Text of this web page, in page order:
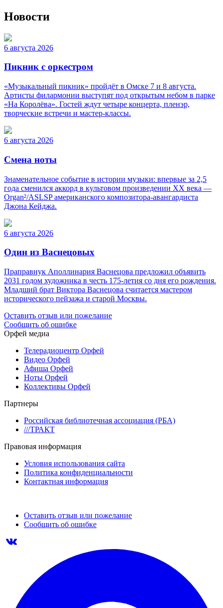
Новости
6 августа 2026
Пикник с оркестром
«Музыкальный пикник» пройдёт в Омске 7 и 8 августа.
Артисты филармонии выступят под открытым небом в парке
«На Королёва». Гостей ждут четыре концерта, пленэр,
творческие встречи и мастер-классы.
6 августа 2026
Смена ноты
Знаменательное событие в истории музыки: впервые за 2,5
года сменился аккорд в культовом произведении XX века —
Organ²/ASLSP американского композитора-авангардиста
Джона Кейджа.
6 августа 2026
Один из Васнецовых
Праправнук Аполлинария Васнецова предложил объявить
2031 годом художника в честь 175-летия со дня его рождения.
Младший брат Виктора Васнецова считается мастером
исторического пейзажа и старой Москвы.
Оставить отзыв или пожелание
Сообщить об ошибке
Орфей медиа
Телерадиоцентр Орфей
Видео Орфей
Афиша Орфей
Ноты Орфей
Коллективы Орфей
Партнеры
Российская библиотечная ассоциация (РБА)
///ТРАКТ
Правовая информация
Условия использования сайта
Политика конфиденциальности
Контактная информация
Оставить отзыв или пожелание
Сообщить об ошибке